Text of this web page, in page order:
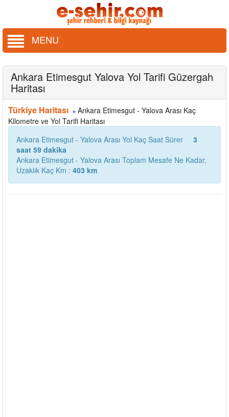
MENU
Ankara Etimesgut Yalova Yol Tarifi Güzergah
Haritası
Türkiye Haritası » Ankara Etimesgut - Yalova Arası Kaç
Kilometre ve Yol Tarifi Haritası
Ankara Etimesgut - Yalova Arası Yol Kaç Saat Sürer
3
saat 59 dakika
Ankara Etimesgut - Yalova Arası Toplam Mesafe Ne Kadar,
Uzaklık Kaç Km : 403 km